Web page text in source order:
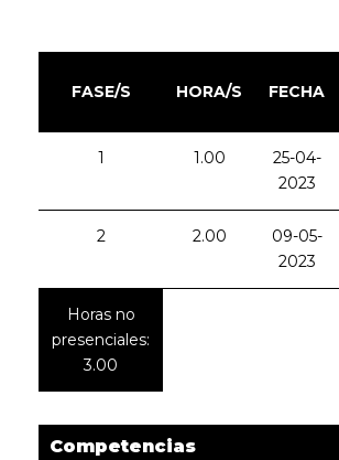
FASE/S HORA/S FECHA
1 1.00
25-04-
2023
2 2.00
09-05-
2023
Horas no
presenciales:
3.00
Competencias